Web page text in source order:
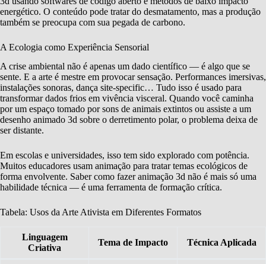
energético. O conteúdo pode tratar do desmatamento, mas a produção
também se preocupa com sua pegada de carbono.
A Ecologia como Experiência Sensorial
A crise ambiental não é apenas um dado científico — é algo que se
sente. E a arte é mestre em provocar sensação. Performances imersivas,
instalações sonoras, dança site-specific… Tudo isso é usado para
transformar dados frios em vivência visceral. Quando você caminha
por um espaço tomado por sons de animais extintos ou assiste a um
desenho animado 3d sobre o derretimento polar, o problema deixa de
ser distante.
Em escolas e universidades, isso tem sido explorado com potência.
Muitos educadores usam animação para tratar temas ecológicos de
forma envolvente. Saber como fazer animação 3d não é mais só uma
habilidade técnica — é uma ferramenta de formação crítica.
Tabela: Usos da Arte Ativista em Diferentes Formatos
Linguagem
Criativa
Tema de Impacto Técnica Aplicada